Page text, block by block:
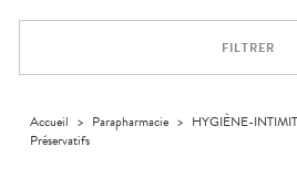
médicaux
Visage
FILTRER
Accueil > Parapharmacie > HYGIÈNE-
Préservatifs